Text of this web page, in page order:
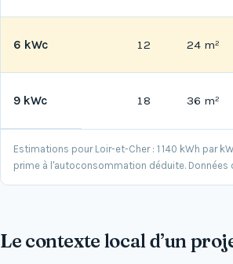
Estimations pour Loir-et-Cher : 1 140 kWh par
prime à l'autoconsommation déduite. Données
6 kWc 12 24 m²
9 kWc 18 36 m²
Le contexte local d’un